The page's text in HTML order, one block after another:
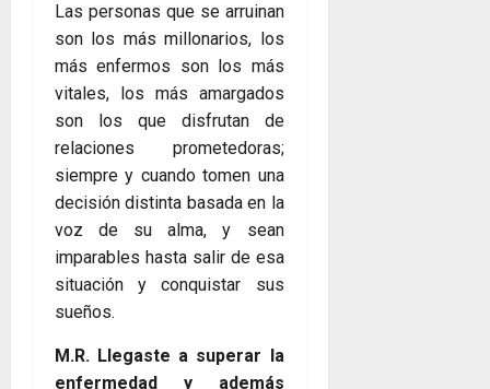
Las personas que se arruinan
son los más millonarios, los
más enfermos son los más
vitales, los más amargados
son los que disfrutan de
relaciones prometedoras;
siempre y cuando tomen una
decisión distinta basada en la
voz de su alma, y sean
imparables hasta salir de esa
situación y conquistar sus
sueños.
M.R. Llegaste a superar la
enfermedad y además